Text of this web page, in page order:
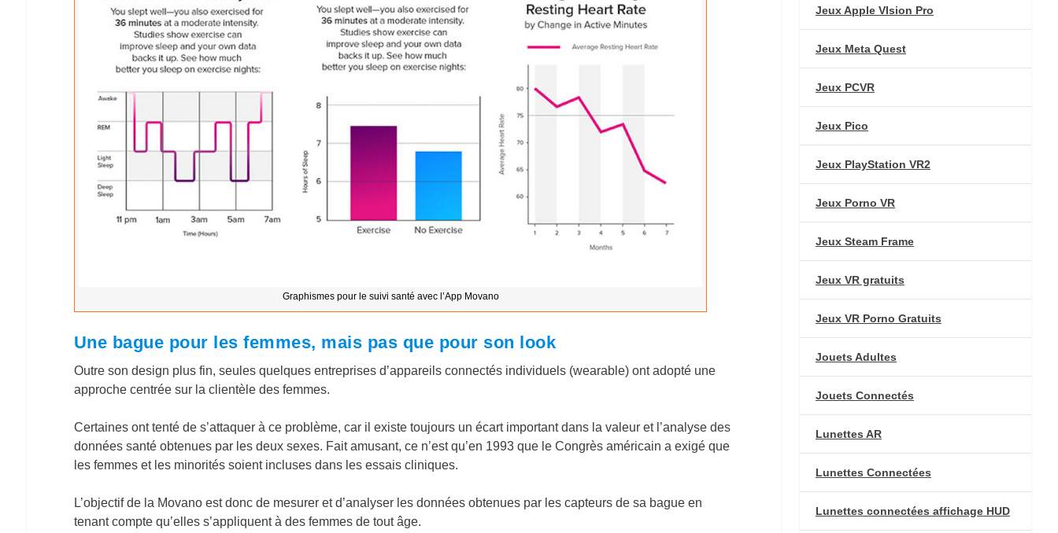
Graphismes pour le suivi santé avec l’App Movano
Une bague pour les femmes, mais pas que pour son look
Outre son design plus fin, seules quelques entreprises d’appareils connectés individuels (wearable) ont adopté une
approche centrée sur la clientèle des femmes.
Certaines ont tenté de s’attaquer à ce problème, car il existe toujours un écart important dans la valeur et l’analyse des
données santé obtenues par les deux sexes. Fait amusant, ce n’est qu’en 1993 que le Congrès américain a exigé que
les femmes et les minorités soient incluses dans les essais cliniques.
L’objectif de la Movano est donc de mesurer et d’analyser les données obtenues par les capteurs de sa bague en
tenant compte qu’elles s’appliquent à des femmes de tout âge.
Jeux Apple VIsion Pro
Jeux Meta Quest
Jeux PCVR
Jeux Pico
Jeux PlayStation VR2
Jeux Porno VR
Jeux Steam Frame
Jeux VR gratuits
Jeux VR Porno Gratuits
Jouets Adultes
Jouets Connectés
Lunettes AR
Lunettes Connectées
Lunettes connectées affichage HUD